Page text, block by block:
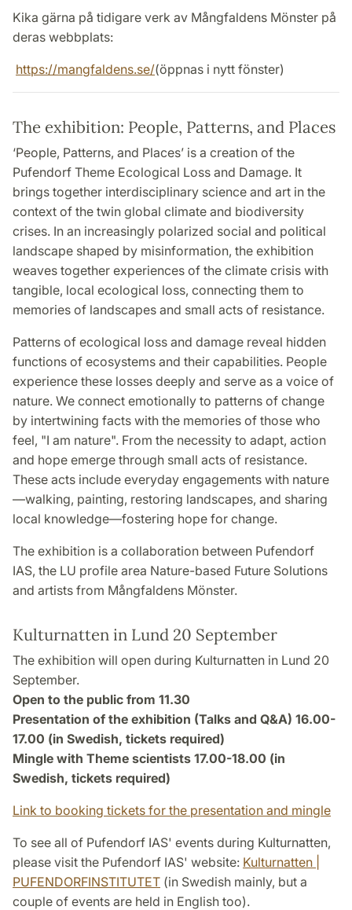
Kika gärna på tidigare verk av Mångfaldens Mönster på
deras webbplats:
https://mangfaldens.se/(öppnas i nytt fönster)
The exhibition: People, Patterns, and Places
‘People, Patterns, and Places’ is a creation of the
Pufendorf Theme Ecological Loss and Damage. It
brings together interdisciplinary science and art in the
context of the twin global climate and biodiversity
crises. In an increasingly polarized social and political
landscape shaped by misinformation, the exhibition
weaves together experiences of the climate crisis with
tangible, local ecological loss, connecting them to
memories of landscapes and small acts of resistance.
Patterns of ecological loss and damage reveal hidden
functions of ecosystems and their capabilities. People
experience these losses deeply and serve as a voice of
nature. We connect emotionally to patterns of change
by intertwining facts with the memories of those who
feel, "I am nature". From the necessity to adapt, action
and hope emerge through small acts of resistance.
These acts include everyday engagements with nature
—walking, painting, restoring landscapes, and sharing
local knowledge—fostering hope for change.
The exhibition is a collaboration between Pufendorf
IAS, the LU profile area Nature-based Future Solutions
and artists from Mångfaldens Mönster.
Kulturnatten in Lund 20 September
The exhibition will open during Kulturnatten in Lund 20
September.
Open to the public from 11.30
Presentation of the exhibition (Talks and Q&A) 16.00-
17.00 (in Swedish, tickets required)
Mingle with Theme scientists 17.00-18.00 (in
Swedish, tickets required)
Link to booking tickets for the presentation and mingle
To see all of Pufendorf IAS' events during Kulturnatten,
please visit the Pufendorf IAS' website: Kulturnatten |
PUFENDORFINSTITUTET (in Swedish mainly, but a
couple of events are held in English too).